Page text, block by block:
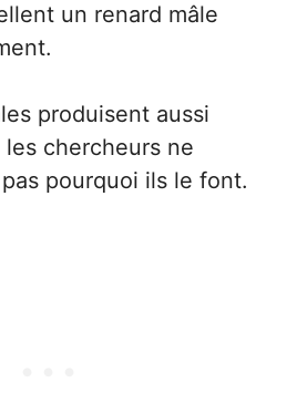
un renard mâle
produisent aussi
chercheurs ne
pourquoi ils le font.